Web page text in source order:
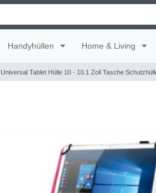
Handyhüllen Home & Living
Universal Tablet Hülle 10 - 10.1 Zoll Tasche